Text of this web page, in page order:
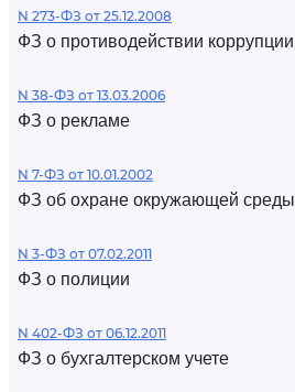
N 273-ФЗ от 25.12.2008
ФЗ о противодействии коррупции
N 38-ФЗ от 13.03.2006
ФЗ о рекламе
N 7-ФЗ от 10.01.2002
ФЗ об охране окружающей среды
N 3-ФЗ от 07.02.2011
ФЗ о полиции
N 402-ФЗ от 06.12.2011
ФЗ о бухгалтерском учете